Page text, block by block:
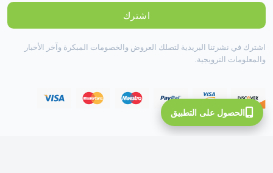
اشترك
اشترك في نشرتنا البريدية لتصلك العروض والخصومات المبكرة وآخر الأخبار
والمعلومات الترويجية.
الحصول على التطبيق